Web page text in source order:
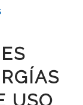
USO